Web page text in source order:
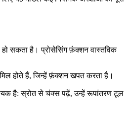
सकता है। प्रोसेसिंग फ़ंक्शन वास्तविक
होते हैं, जिन्हें फ़ंक्शन खपत करता है।
है: स्रोत से चंक्स पढ़ें, उन्हें रूपांतरण टूल